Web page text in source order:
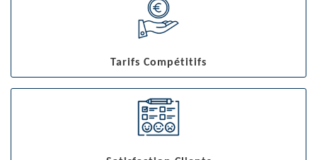
Tarifs Compétitifs